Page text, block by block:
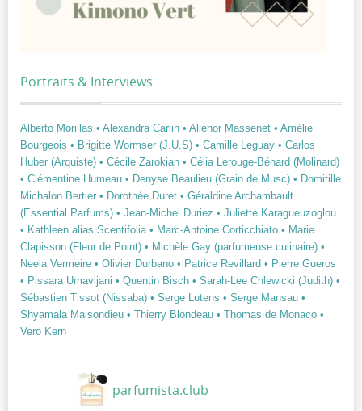
Portraits & Interviews
Alberto Morillas • Alexandra Carlin • Aliénor Massenet • Amélie
Bourgeois • Brigitte Wormser (J.U.S) • Camille Leguay • Carlos
Huber (Arquiste) • Cécile Zarokian • Célia Lerouge-Bénard (Molinard)
• Clémentine Humeau • Denyse Beaulieu (Grain de Musc) • Domitille
Michalon Bertier • Dorothée Duret • Géraldine Archambault
(Essential Parfums) • Jean-Michel Duriez • Juliette Karagueuzoglou
• Kathleen alias Scentifolia • Marc-Antoine Corticchiato • Marie
Clapisson (Fleur de Point) • Michèle Gay (parfumeuse culinaire) •
Neela Vermeire • Olivier Durbano • Patrice Revillard • Pierre Gueros
• Pissara Umavijani • Quentin Bisch • Sarah-Lee Chlewicki (Judith) •
Sébastien Tissot (Nissaba) • Serge Lutens • Serge Mansau •
Shyamala Maisondieu • Thierry Blondeau • Thomas de Monaco •
Vero Kern
parfumista.club